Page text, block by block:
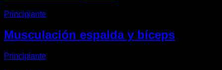
Principiante
Musculación espalda y bíceps
Principiante